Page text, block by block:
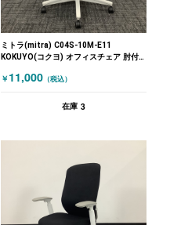
ミトラ(mitra) C04S-10M-E11
KOKUYO(コクヨ) オフィスチェア 肘付
￥ 11,000 （税込）
在庫 3